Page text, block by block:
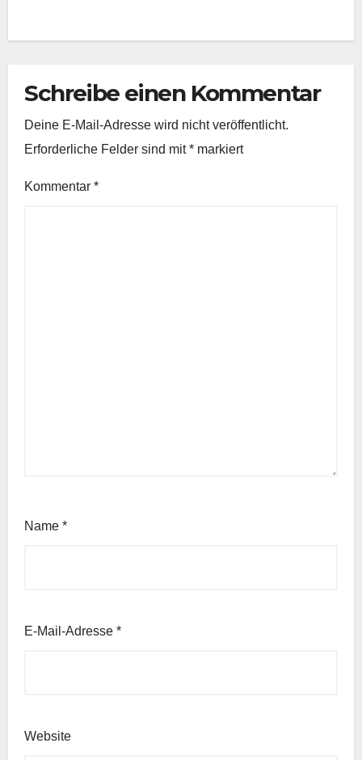
Schreibe einen Kommentar
Deine E-Mail-Adresse wird nicht veröffentlicht.
Erforderliche Felder sind mit* markiert
Kommentar *
Name *
E-Mail-Adresse *
Website